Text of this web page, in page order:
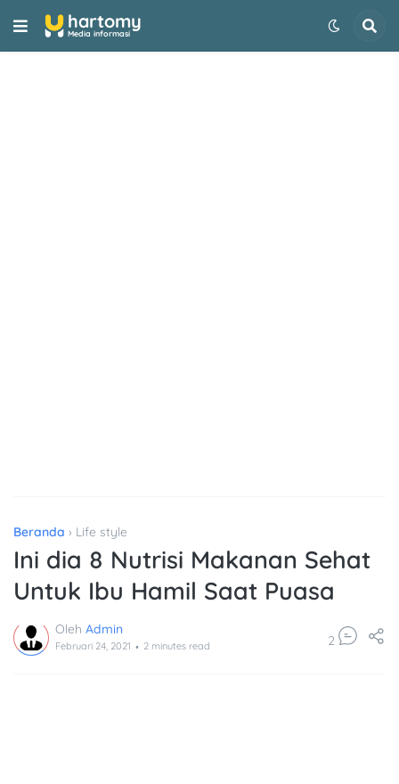
hartomy
Media informasi
Beranda › Life style
Ini dia 8 Nutrisi Makanan Sehat
Untuk Ibu Hamil Saat Puasa
Oleh Admin
Februari 24, 2021 . 2 minutes read 2